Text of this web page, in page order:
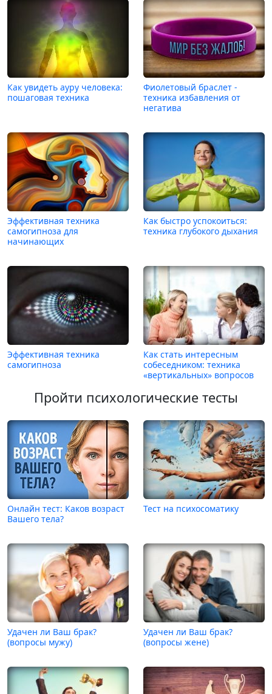
Как увидеть ауру человека:
пошаговая техника
Фиолетовый браслет -
техника избавления от
негатива
Эффективная техника
самогипноза для
начинающих
Как быстро успокоиться:
техника глубокого дыхания
Эффективная техника
самогипноза
Как стать интересным
собеседником: техника
«вертикальных» вопросов
Пройти психологические тесты
Онлайн тест: Каков возраст
Вашего тела?
Тест на психосоматику
Удачен ли Ваш брак?
(вопросы мужу)
Удачен ли Ваш брак?
(вопросы жене)